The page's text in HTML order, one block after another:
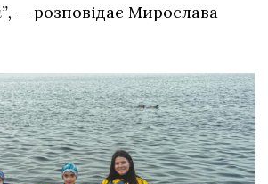
— розповідає Мирослава